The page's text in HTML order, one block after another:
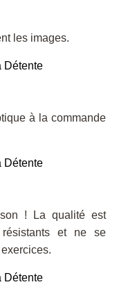
les images.
à la commande
! La qualité est
et ne se